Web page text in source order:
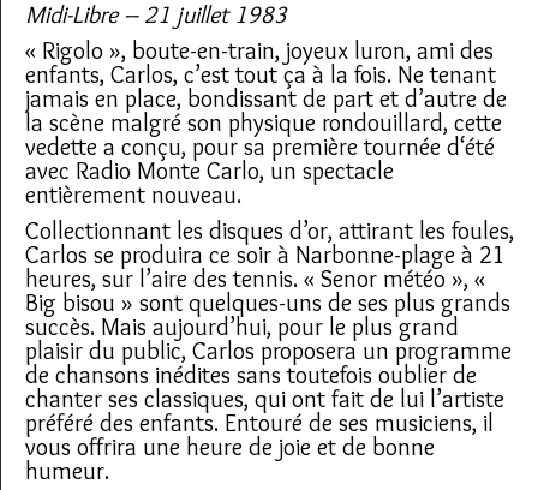
Midi-Libre – 21 juillet 1983
« Rigolo », boute-en-train, joyeux luron, ami des
enfants, Carlos, c’est tout ça à la fois. Ne tenant
jamais en place, bondissant de part et d’autre de
la scène malgré son physique rondouillard, cette
vedette a conçu, pour sa première tournée d‘été
avec Radio Monte Carlo, un spectacle
entièrement nouveau.
Collectionnant les disques d’or, attirant les foules,
Carlos se produira ce soir à Narbonne-plage à 21
heures, sur l’aire des tennis. « Senor météo », «
Big bisou » sont quelques-uns de ses plus grands
succès. Mais aujourd’hui, pour le plus grand
plaisir du public, Carlos proposera un programme
de chansons inédites sans toutefois oublier de
chanter ses classiques, qui ont fait de lui l’artiste
préféré des enfants. Entouré de ses musiciens, il
vous offrira une heure de joie et de bonne
humeur.